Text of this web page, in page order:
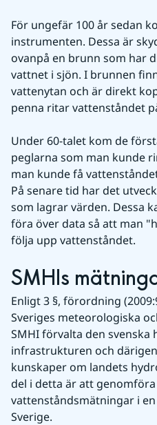
För ungefär 100 år sedan
instrumenten. Dessa är
ovanpå en brunn som har
vattnet i sjön. I brunnen
vattenytan och är direkt
penna ritar vattenståndet
Under 60-talet kom de
peglarna som man kunde
man kunde få
På senare tid har det
som lagrar värden. Dessa
föra över data så att man
följa upp vattenståndet.
SMHIs
Enligt 3 §, förordning
Sveriges meteorologiska
SMHI förvalta den svenska
infrastrukturen och
kunskaper om landets
del i detta är att
vattenståndsmätningar i
Sverige.